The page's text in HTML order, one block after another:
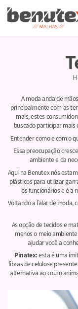
A moda anda de
principalmente com as
mais, estes
buscado participar mais
Entender como e com o
Essa preocupação
ambiente e da
Aqui na Benutex nós
plásticos para utilizar
os funcionários e é a
Voltando a falar de moda,
As opção de tecidos e
menos o meio
ajudar você a
Pinatex:esta é uma
fibras de celulose
alternativa ao couro